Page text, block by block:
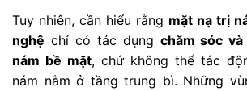
Tuy nhiên, cần hiểu rằng mặt nạ trị
nghệ chỉ có tác dụng chăm sóc
nám bề mặt, chứ không thể tác
nám nằm ở tầng trung bì. Những